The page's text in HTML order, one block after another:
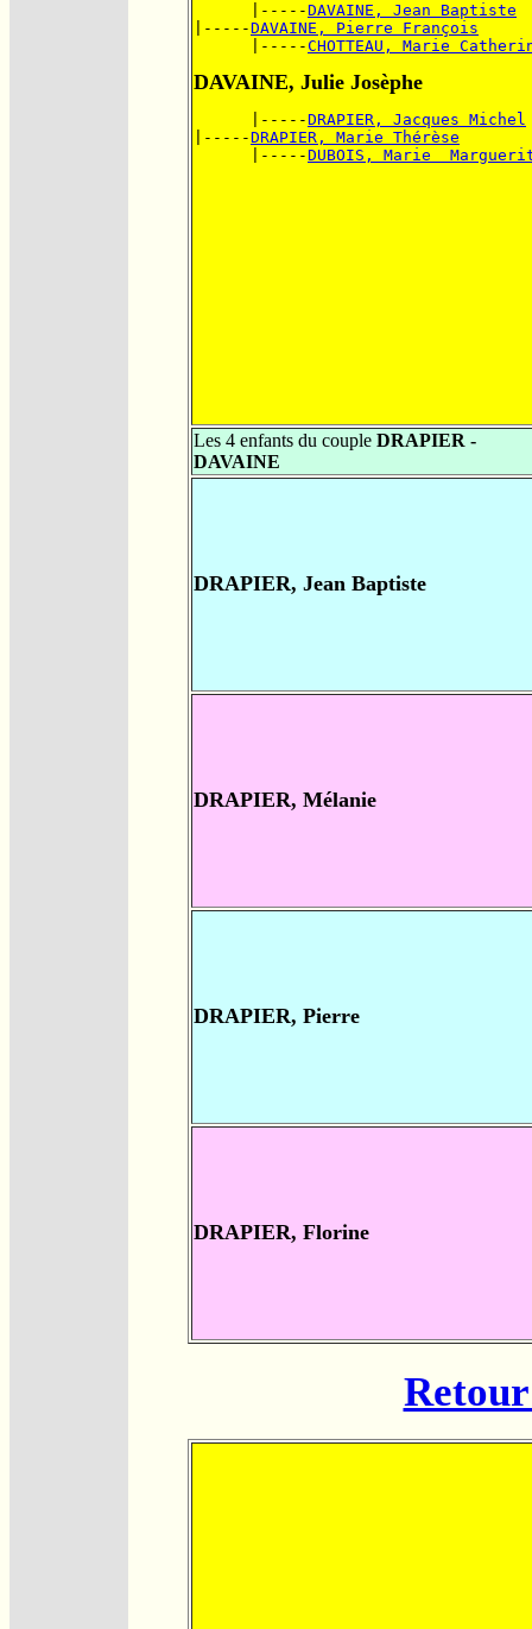
      |-----
DAVAINE, Jean Baptiste
|-----DAVAINE, Pierre François
      |-----
CHOTTEAU, Marie
DAVAINE, Julie Josèphe
      |-----
DRAPIER, Jacques Michel
|-----DRAPIER, Marie Thérèse
      |-----
DUBOIS, Marie
Les 4 enfants du couple DRAPIER -
DAVAINE
DRAPIER, Jean Baptiste
DRAPIER, Mélanie
DRAPIER, Pierre
DRAPIER, Florine